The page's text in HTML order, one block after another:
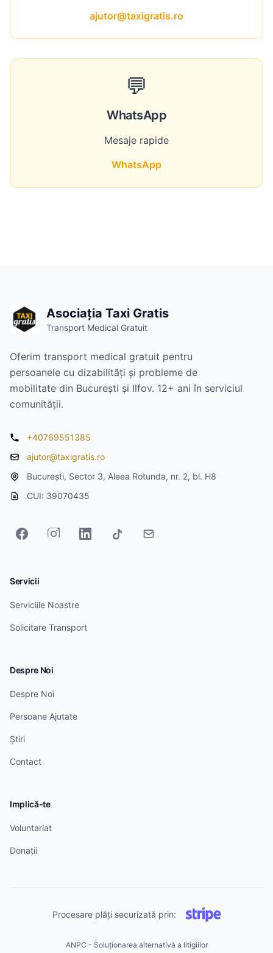
ajutor@taxigratis.ro
💬
WhatsApp
Mesaje rapide
WhatsApp
Asociația Taxi Gratis
Transport Medical Gratuit
Oferim transport medical gratuit pentru
persoanele cu dizabilități și probleme de
mobilitate din București și Ilfov. 12+ ani în serviciul
comunității.
+40769551385
ajutor@taxigratis.ro
București, Sector 3, Aleea Rotunda, nr. 2, bl. H8
CUI: 39070435
Servicii
Serviciile Noastre
Solicitare Transport
Despre Noi
Despre Noi
Persoane Ajutate
Știri
Contact
Implică-te
Voluntariat
Donații
Procesare plăți securizată prin:
ANPC - Soluționarea alternativă a litigiilor